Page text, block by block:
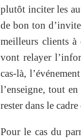
plutôt inciter les
de bon ton
meilleurs clients à
vont relayer
cas-là,
l’enseigne, tout
rester dans le
Pour le cas du